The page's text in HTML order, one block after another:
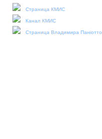
Страница КМИС
Канал КМИС
Страница Владимира Паніотто